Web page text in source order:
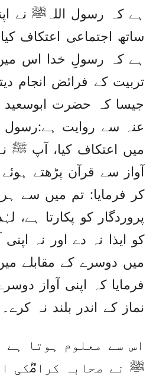
ہے کہ رسول اللہﷺ نے
ساتھ اجتماعی اعتکاف
ہے کہ رسولِ خدا اس
تربیت کے فرائض انجام
جیسا کہ حضرت ابوسعید
عنہ سے روایت ہے:‏‏‏رسول
میں اعتکاف کیا، آپ ﷺ
آواز سے قرآن پڑھتے ہوئے
کر فرمایا: تم میں سے ہر
پروردگار کو پکارتا ہے،
کو ایذا نہ دے اور نہ اپنی
میں دوسرے کے مقابلے میں
فرمایا کہ اپنی آواز
نماز کے اندر بلند نہ کرے۔
اس سے معلوم ہوتا ہے
ﷺ نے صحابہ کرامؓکی